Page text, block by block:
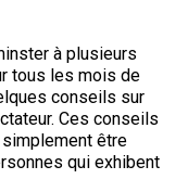
du CCC
PDF de mon
à plusieurs
tous les mois de
conseils sur
Ces conseils
être
qui exhibent